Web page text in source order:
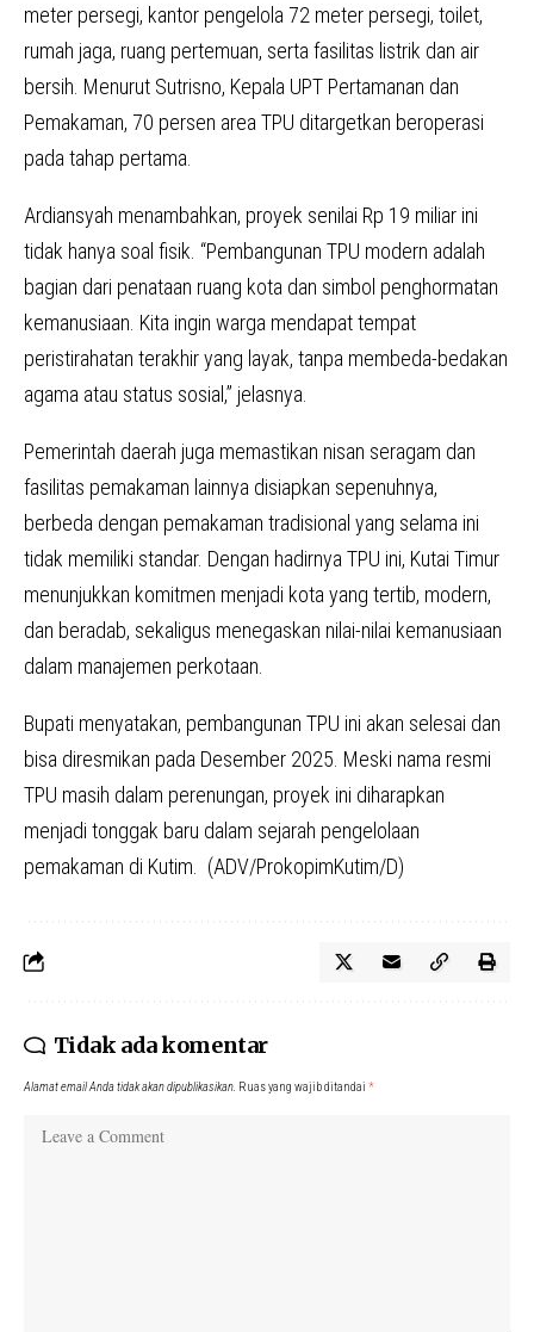
meter persegi, kantor pengelola 72 meter persegi, toilet,
rumah jaga, ruang pertemuan, serta fasilitas listrik dan air
bersih. Menurut Sutrisno, Kepala UPT Pertamanan dan
Pemakaman, 70 persen area TPU ditargetkan beroperasi
pada tahap pertama.
Ardiansyah menambahkan, proyek senilai Rp 19 miliar ini
tidak hanya soal fisik. “Pembangunan TPU modern adalah
bagian dari penataan ruang kota dan simbol penghormatan
kemanusiaan. Kita ingin warga mendapat tempat
peristirahatan terakhir yang layak, tanpa membeda-bedakan
agama atau status sosial,” jelasnya.
Pemerintah daerah juga memastikan nisan seragam dan
fasilitas pemakaman lainnya disiapkan sepenuhnya,
berbeda dengan pemakaman tradisional yang selama ini
tidak memiliki standar. Dengan hadirnya TPU ini, Kutai Timur
menunjukkan komitmen menjadi kota yang tertib, modern,
dan beradab, sekaligus menegaskan nilai-nilai kemanusiaan
dalam manajemen perkotaan.
Bupati menyatakan, pembangunan TPU ini akan selesai dan
bisa diresmikan pada Desember 2025. Meski nama resmi
TPU masih dalam perenungan, proyek ini diharapkan
menjadi tonggak baru dalam sejarah pengelolaan
pemakaman di Kutim. (ADV/ProkopimKutim/D)
Tidak ada komentar
Alamat email Anda tidak akan dipublikasikan. Ruas yang wajib ditandai *